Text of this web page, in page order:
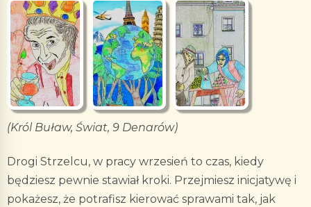
(Król Buław, Świat, 9 Denarów)
Drogi Strzelcu, w pracy wrzesień to czas, kiedy
będziesz pewnie stawiał kroki. Przejmiesz inicjatywę i
pokażesz, że potrafisz kierować sprawami tak, jak